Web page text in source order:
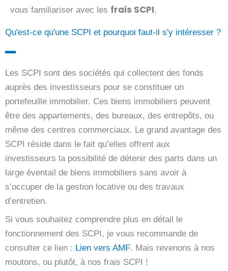
vous familiariser avec les frais SCPI.
Qu'est-ce qu'une SCPI et pourquoi faut-il s'y intéresser ?
Les SCPI sont des sociétés qui collectent des fonds
auprès des investisseurs pour se constituer un
portefeuille immobilier. Ces biens immobiliers peuvent
être des appartements, des bureaux, des entrepôts, ou
même des centres commerciaux. Le grand avantage des
SCPI réside dans le fait qu’elles offrent aux
investisseurs la possibilité de détenir des parts dans un
large éventail de biens immobiliers sans avoir à
s’occuper de la gestion locative ou des travaux
d’entretien.
Si vous souhaitez comprendre plus en détail le
fonctionnement des SCPI, je vous recommande de
consulter ce lien : Lien vers AMF. Mais revenons à nos
moutons, ou plutôt, à nos frais SCPI !